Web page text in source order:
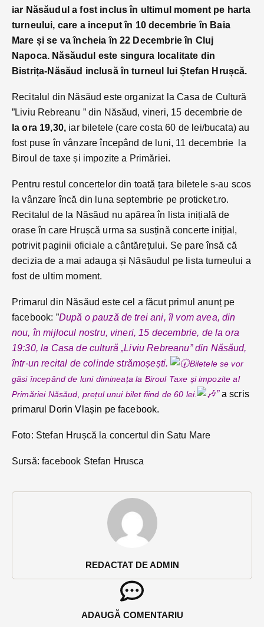
REDACTAT DE ADMIN
ADAUGĂ COMENTARIU
iar Năsăudul a fost inclus în ultimul moment pe harta
turneului, care a inceput în 10 decembrie în Baia
Mare și se va încheia în 22 Decembrie în Cluj
Napoca. Năsăudul este singura localitate din
Bistrița-Năsăud inclusă în turneul lui Ștefan Hrușcă.
Recitalul din Năsăud este organizat la Casa de Cultură
”Liviu Rebreanu ” din Năsăud, vineri, 15 decembrie de
la ora 19,30, iar biletele (care costa 60 de lei/bucata) au
fost puse în vânzare începând de luni, 11 decembrie la
Biroul de taxe și impozite a Primăriei.
Pentru restul concertelor din toată țara biletele s-au scos
la vânzare încă din luna septembrie pe proticket.ro.
Recitalul de la Năsăud nu apărea în lista inițială de
orase în care Hrușcă urma sa susțină concerte inițial,
potrivit paginii oficiale a cântărețului. Se pare însă că
decizia de a mai adauga și Năsăudul pe lista turneului a
fost de ultim moment.
Primarul din Năsăud este cel a făcut primul anunț pe
facebook: ”După o pauză de trei ani, îl vom avea, din
nou, în mijlocul nostru, vineri, 15 decembrie, de la ora
19:30, la Casa de cultură „Liviu Rebreanu” din Năsăud,
într-un recital de colinde strămoșești.
Biletele se vor
găsi începând de luni dimineața la Biroul Taxe și impozite al
Primăriei Năsăud, prețul unui bilet fiind de 60 lei.
”a scris
primarul Dorin Vlașin pe facebook.
Foto: Stefan Hrușcă la concertul din Satu Mare
Sursă: facebook Stefan Hrusca